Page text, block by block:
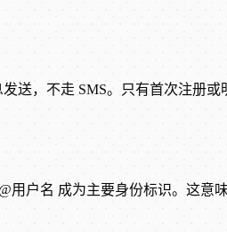
送，不走 SMS。只有首次注册
户名 成为主要身份标识。这意